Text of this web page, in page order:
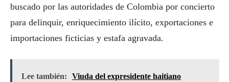
buscado por las autoridades de Colombia por concierto
para delinquir, enriquecimiento ilícito, exportaciones e
importaciones ficticias y estafa agravada.
Lee también:
Viuda del expresidente haitiano